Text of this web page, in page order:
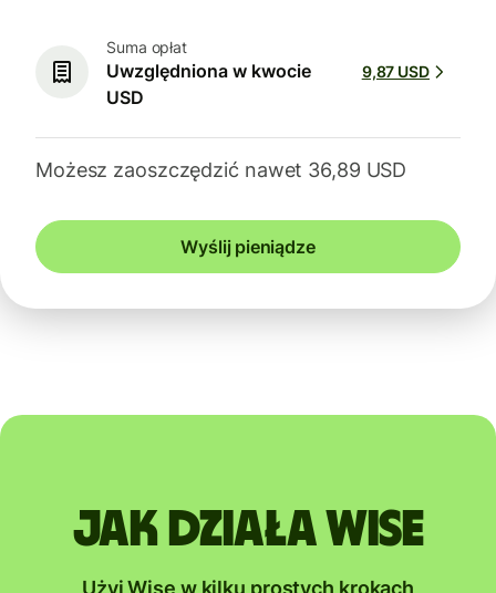
Suma opłat
Uwzględniona w kwocie
USD
9,87 USD
Możesz zaoszczędzić nawet 36,89 USD
Wyślij pieniądze
Jak działa Wise